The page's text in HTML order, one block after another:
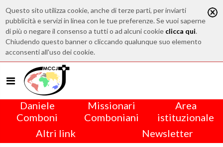
Questo sito utilizza cookie, anche di terze parti, per inviarti
pubblicità e servizi in linea con le tue preferenze. Se vuoi saperne
di più o negare il consenso a tutti o ad alcuni cookie clicca qui.
Chiudendo questo banner o cliccando qualunque suo elemento
acconsenti all'uso dei cookie.
Daniele
Comboni
Missionari
Comboniani
Area
istituzionale
Altri link
Newsletter